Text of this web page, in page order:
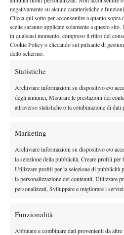
negativamente su alcune caratteristiche e
Clicca qui sotto per acconsentire a quanto sopra
scelte saranno applicate solamente a questo
in qualsiasi momento, compreso il ritiro del
Cookie Policy o cliccando sul pulsante di
dello schermo.
Statistiche
Archiviare informazioni su dispositivo e/o
degli annunci, Misurare le prestazioni dei
attraverso statistiche o la combinazione di
Marketing
Archiviare informazioni su dispositivo e/o
la selezione della pubblicità, Creare profili per
Utilizzare profili per la selezione di pubblicità
la personalizzazione dei contenuti, Utilizzare
personalizzati, Sviluppare e migliorare i servizi.
Funzionalità
Abbinare e combinare dati provenienti da
TAGGED: Alexsandr Dolgopolov
Eurosport Guido Monaco Kim
Pronostici